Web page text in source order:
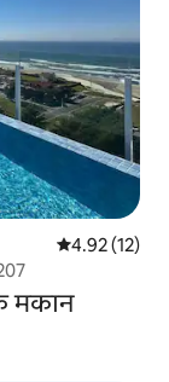
औसत रेटिंग 5 में
4.92 (12)
मकान